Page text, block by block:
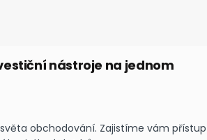
nástroje na jednom
obchodování. Zajistíme vám přístup